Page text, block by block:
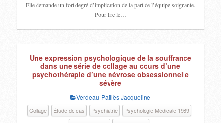
Elle demande un fort degré d’implication de la part de l’équipe soignante.
Pour lire le…
Une expression psychologique de la souffrance
dans une série de collage au cours d’une
psychothérapie d’une névrose obsessionnelle
sévère
Verdeau-Paillès Jacqueline
Collage Étude de cas Psychiatrie
Psychologie Médicale 1989